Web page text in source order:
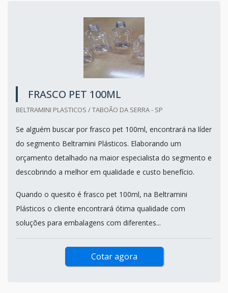
FRASCO PET 100ML
BELTRAMINI PLASTICOS / TABOÃO DA SERRA - SP
Se alguém buscar por frasco pet 100ml, encontrará na líder
do segmento Beltramini Plásticos. Elaborando um
orçamento detalhado na maior especialista do segmento e
descobrindo a melhor em qualidade e custo benefício.
Quando o quesito é frasco pet 100ml, na Beltramini
Plásticos o cliente encontrará ótima qualidade com
soluções para embalagens com diferentes...
Cotar agora